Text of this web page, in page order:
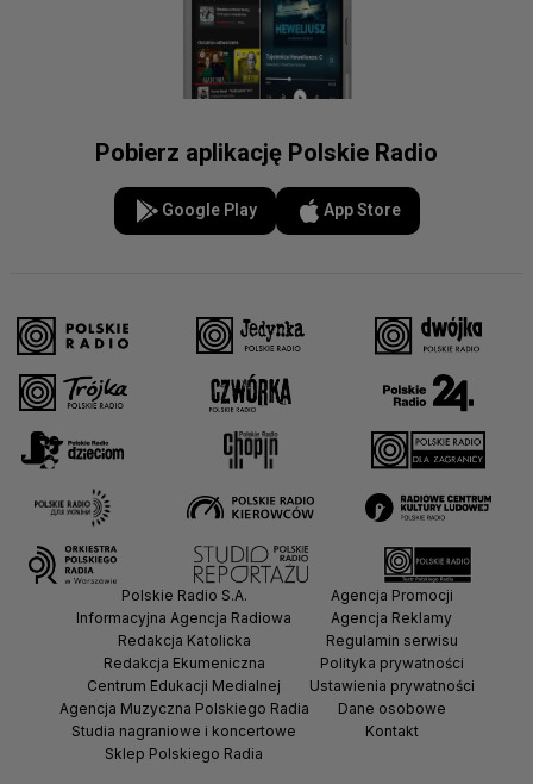
Pobierz aplikację Polskie Radio
Google Play App Store
Polskie Radio S.A.
Informacyjna Agencja Radiowa
Redakcja Katolicka
Redakcja Ekumeniczna
Centrum Edukacji Medialnej
Agencja Muzyczna Polskiego Radia
Studia nagraniowe i koncertowe
Sklep Polskiego Radia
Agencja Promocji
Agencja Reklamy
Regulamin serwisu
Polityka prywatności
Ustawienia prywatności
Dane osobowe
Kontakt